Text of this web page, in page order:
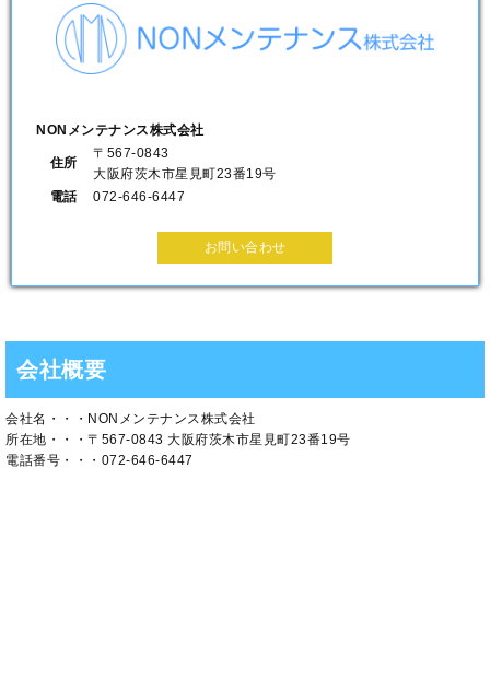
NONメンテナンス株式会社
住所
〒567-0843
大阪府茨木市星見町23番19号
電話
072-646-6447
お問い合わせ
会社概要
会社名・・・NONメンテナンス株式会社
所在地・・・〒567-0843 大阪府茨木市星見町23番19号
電話番号・・・072-646-6447